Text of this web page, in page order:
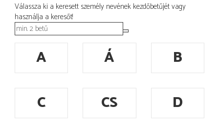
Válassza ki a keresett személy nevének kezdőbetűjét vagy
használja a keresőt!
A Á
B
C
CS D